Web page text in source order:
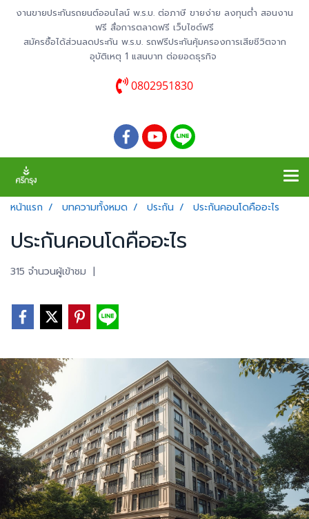
งานขายประกันรถยนต์ออนไลน์ พ.ร.บ. ต่อภาษี ขายง่าย ลงทุนต่ำ สอนงาน
ฟรี สื่อการตลาดฟรี เว็บไซต์ฟรี
สมัครซื้อได้ส่วนลดประกัน พ.ร.บ. รถฟรีประกันคุ้มครองการเสียชีวิตจาก
อุบัติเหตุ 1 แสนบาท ต่อยอดธุรกิจ
0802951830
หน้าแรก บทความทั้งหมด ประกัน ประกันคอนโดคืออะไร
ประกันคอนโดคืออะไร
315 จำนวนผู้เข้าชม |